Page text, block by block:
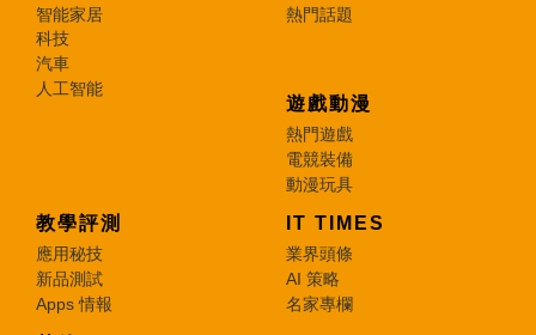
智能家居
科技
汽車
人工智能
熱門話題
遊戲動漫
熱門遊戲
電競裝備
動漫玩具
教學評測
應用秘技
新品測試
Apps 情報
IT TIMES
業界頭條
AI 策略
名家專欄